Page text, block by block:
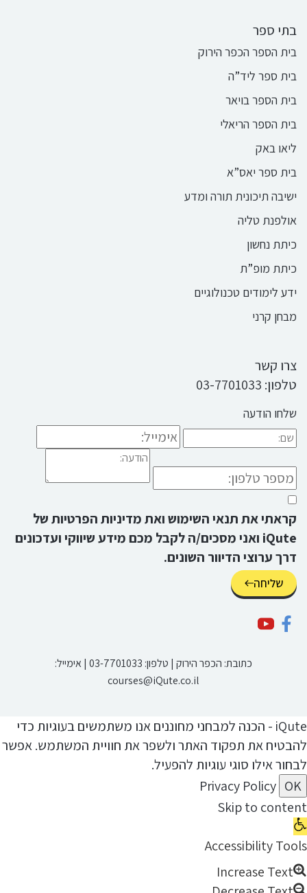
בתי ספר
בית הספר הכפר הירוק
בית ספר ליד”ה
בית הספר בויאר
בית הספר הריאלי
ליאו באק
בית ספר יאס”א
ישיבה תיכונית תורה ומדע
אולפנת טליה
כיתת נחשון
כיתת מופ”ת
ידע לימודים טכנולוגיים
מבחן קרני
צרו קשר
טלפון: 03-7701033
שלחו הודעה
קראתי אתתנאי השימושואתמדיניות הפרטיותשל
iQute ואני מסכים/ה לקבל מכם מידע שיווקי ועדכונים
דרך ערוצי הדיוור השונים.
שליחה
כתובת: הכפר הירוק | טלפון: 03-7701033| אימייל:
courses@iQute.co.il
iQute - הכנה למבחני מחוננים אנו משתמשים בעוגיות כדי
את תפקוד האתר ולשפר את חוויית המשתמש. אפשר
אילו סוגי עוגיות להפעיל.
OK
Privacy Policy
Skip to
Accessibility
Increase Text